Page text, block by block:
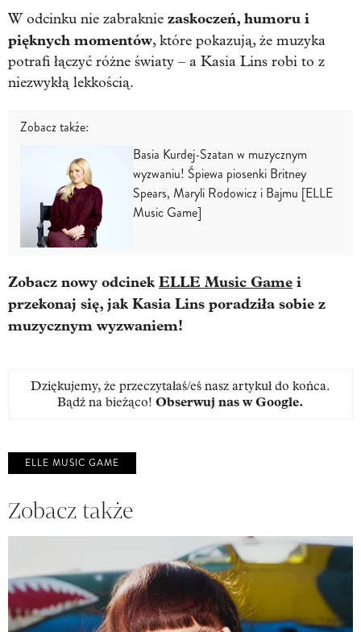
W odcinku nie zabraknie zaskoczeń, humoru i
pięknych momentów, które pokazują, że muzyka
potrafi łączyć różne światy – a Kasia Lins robi to z
niezwykłą lekkością.
Zobacz także:
Basia Kurdej-Szatan w muzycznym
wyzwaniu! Śpiewa piosenki Britney
Spears, Maryli Rodowicz i Bajmu [ELLE
Music Game]
Zobacz nowy odcinek ELLE Music Game i
przekonaj się, jak Kasia Lins poradziła sobie z
muzycznym wyzwaniem!
Dziękujemy, że przeczytałaś/eś nasz artykuł do końca.
Bądź na bieżąco! Obserwuj nas w Google.
ELLE MUSIC GAME
Zobacz także